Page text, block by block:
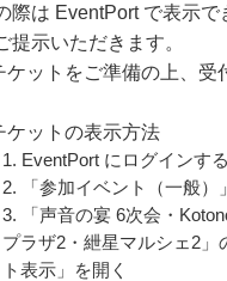
際は EventPort で表示で
提示いただきます。
ケットをご準備の上、受
ケットの表示方法
1. EventPort にログインする
2. 「参加イベント（一般）
3. 「声音の宴 6次会・
プラザ2・紲星マルシェ2」
ト表示」を開く